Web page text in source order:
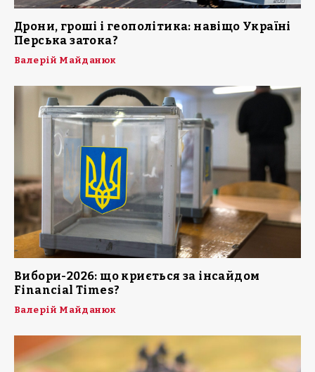
Дрони, гроші і геополітика: навіщо Україні
Перська затока?
Валерій Майданюк
Вибори-2026: що криється за інсайдом
Financial Times?
Валерій Майданюк